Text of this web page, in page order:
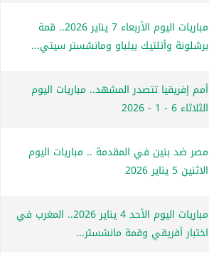
مباريات اليوم الأربعاء 7 يناير 2026.. قمة
برشلونة وأتلتيك بيلباو ومانشستر سيتي...
أمم إفريقيا تتصدر المشهد.. مباريات اليوم
الثلاثاء 6 - 1 - 2026
مصر ضد بنين في المقدمة .. مباريات اليوم
الاثنين 5 يناير 2026
مباريات اليوم الأحد 4 يناير 2026.. المغرب في
اختبار أفريقي وقمة مانشستر...